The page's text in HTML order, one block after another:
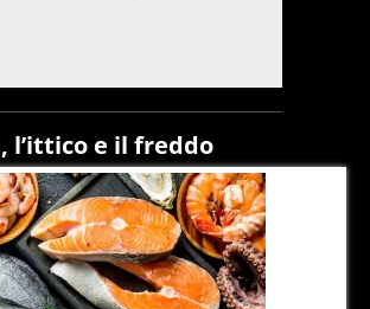
l’ittico e il freddo